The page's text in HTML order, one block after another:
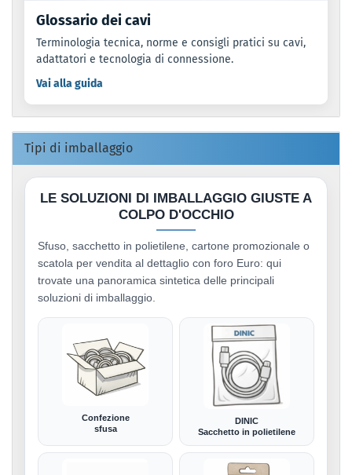
Glossario dei cavi
Terminologia tecnica, norme e consigli pratici su cavi,
adattatori e tecnologia di connessione.
Vai alla guida
Tipi di imballaggio
LE SOLUZIONI DI IMBALLAGGIO GIUSTE A
COLPO D'OCCHIO
Sfuso, sacchetto in polietilene, cartone promozionale o
scatola per vendita al dettaglio con foro Euro: qui
trovate una panoramica sintetica delle principali
soluzioni di imballaggio.
Confezione
sfusa
DINIC
Sacchetto in polietilene